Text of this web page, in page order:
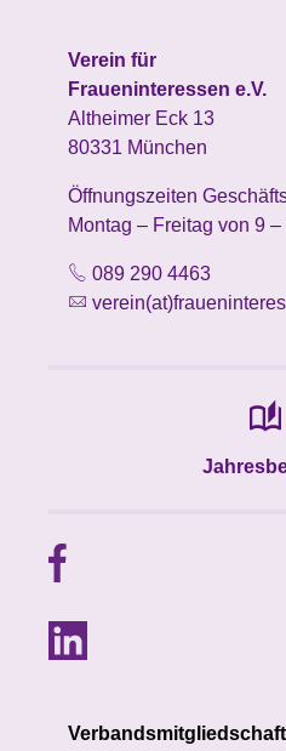
Verein für
Fraueninteressen e.V.
Altheimer Eck 13
80331 München
Öffnungszeiten
Montag – Freitag von 9
089 290 4463